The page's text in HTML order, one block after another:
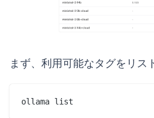
まず、利用可能なタグをリス